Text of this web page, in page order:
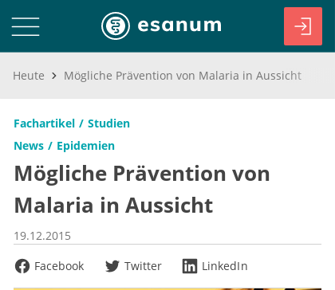
Heute Mögliche Prävention von Malaria in Aussicht
Fachartikel
Studien
News
Epidemien
Mögliche Prävention von
Malaria in Aussicht
19.12.2015
Facebook
Twitter LinkedIn